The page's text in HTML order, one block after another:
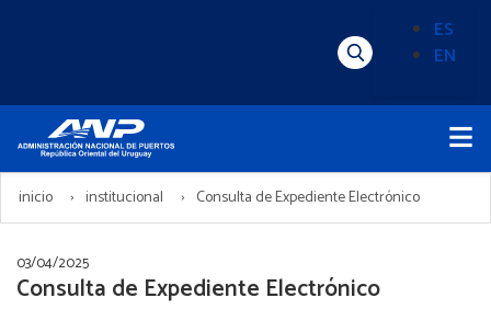
idioma
(Content)
ES
EN
Menú
Principal
inicio institucional Consulta de Expediente Electrónico
03/04/2025
Consulta de Expediente Electrónico